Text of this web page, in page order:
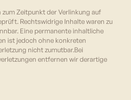
Zeitpunkt der Verlinkung auf
Rechtswidrige Inhalte waren zu
Eine permanente inhaltliche
ist jedoch ohne konkreten
nicht zumutbar.Bei
entfernen wir derartige